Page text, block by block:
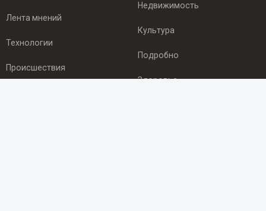
Лента мнений
Технологии
Происшествия
Недвижимость
Культура
Подробно
Здоровье